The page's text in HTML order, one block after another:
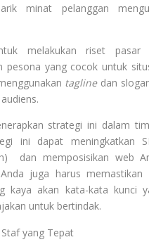
minat pelanggan
melakukan riset
pesona yang cocok untuk
tagline dan
strategi ini dalam
ini dapat meningkatkan
dan memposisikan web
juga harus memastikan
kaya akan kata-kata kunci
untuk bertindak.
yang Tepat